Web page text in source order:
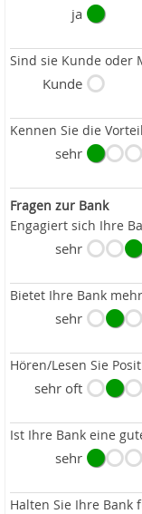
ja
Sind sie Kunde oder
Kunde
Kennen Sie die
sehr
Fragen zur Bank
Engagiert sich Ihre
sehr
Bietet Ihre Bank
sehr
Hören/Lesen Sie
sehr oft
Ist Ihre Bank eine
sehr
Halten Sie Ihre Bank